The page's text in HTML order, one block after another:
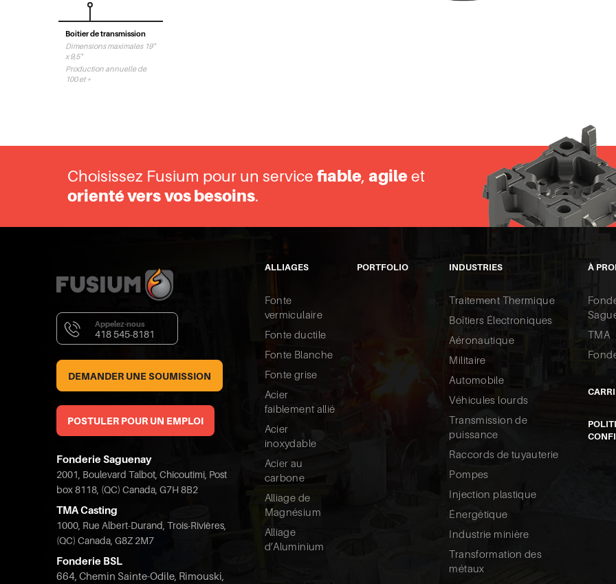
Boitier de transmission
Dimensions maximales 19"
x 9,5"
Production annuelle de
100 et +
Choisissez Fusium pour un service fiable, agileet
orienté versvos besoins.
Appelez-nous
418 545-8181
DEMANDER UNE SOUMISSION
POSTULER POUR UN EMPLOI
Fonderie Saguenay
2001, Boulevard Talbot, Chicoutimi, Post
box 8118, (QC) Canada, G7H 8B2
TMA Casting
1000, Rue Albert-Durand, Trois-Rivières,
(QC) Canada, G8Z 2M7
Fonderie BSL
664, Chemin Sainte-Odile, Rimouski,
ALLIAGES
Fonte
vermiculaire
Fonte ductile
Fonte Blanche
Fonte grise
Acier
faiblement allié
Acier
inoxydable
Acier au
carbone
Alliage de
Magnésium
Alliage
d’Aluminium
PORTFOLIO INDUSTRIES
Traitement Thermique
Boîtiers Électroniques
Aéronautique
Militaire
Automobile
Véhicules lourds
Transmission de
puissance
Raccords de tuyauterie
Pompes
Injection plastique
Énergétique
Industrie minière
Transformation des
métaux
À
TMA